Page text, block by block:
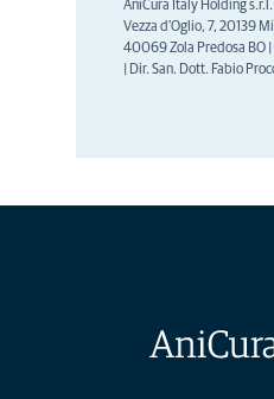
AniCura Italy Holding
Vezza d'Oglio, 7, 20139
40069 Zola Predosa BO
| Dir. San. Dott. Fabio